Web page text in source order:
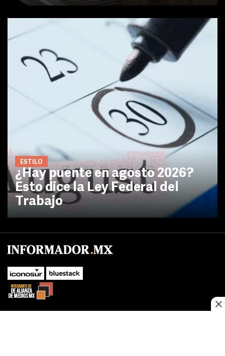
ESTILO
¿Hay puente en agosto 2026?
Esto dice la Ley Federal del
Trabajo